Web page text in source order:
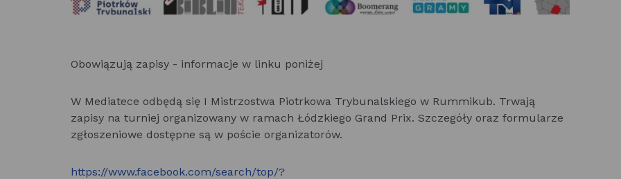
Obowiązują zapisy - informacje w linku poniżej
W Mediatece odbędą się I Mistrzostwa Piotrkowa Trybunalskiego w Rummikub. Trwają
zapisy na turniej organizowany w ramach Łódzkiego Grand Prix. Szczegóły oraz formularze
zgłoszeniowe dostępne są w poście organizatorów.
https://www.facebook.com/search/top/?